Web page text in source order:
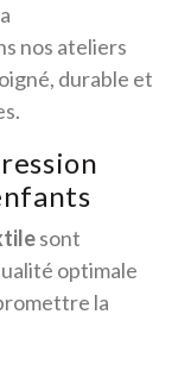
nos ateliers
durable et
sont
optimale
la